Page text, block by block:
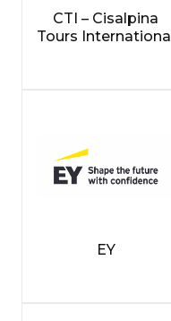
CTI – Cisalpina
Tours International
EY